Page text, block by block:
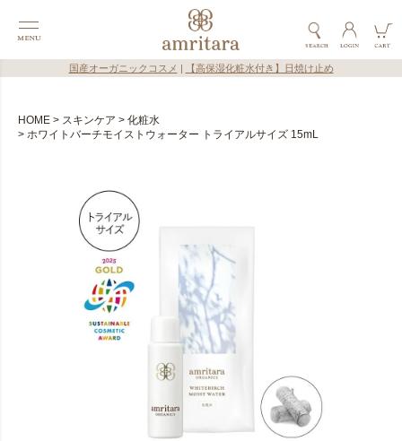
国産オーガニックコスメ 【高保湿化粧水付き】日焼け止め
HOME スキンケア
化粧水
ホワイトバーチモイストウォーター トライアルサイズ 15mL